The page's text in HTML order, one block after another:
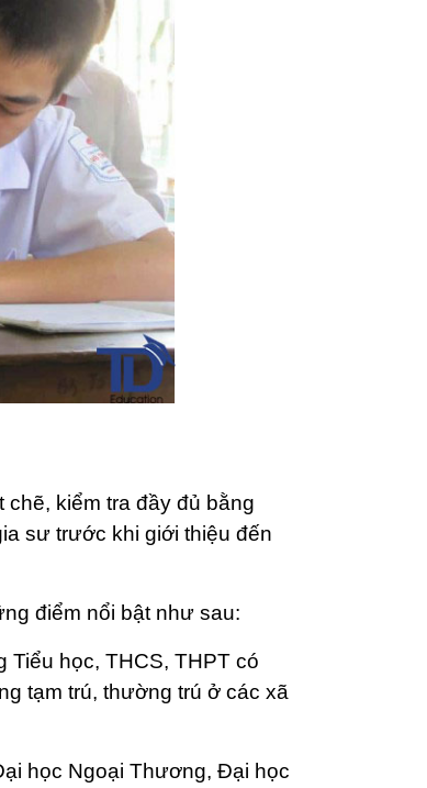
kiểm tra đầy đủ bằng
sư trước khi giới thiệu đến
điểm nổi bật như sau:
Tiểu học, THCS, THPT có
tạm trú, thường trú ở các xã
học Ngoại Thương, Đại học